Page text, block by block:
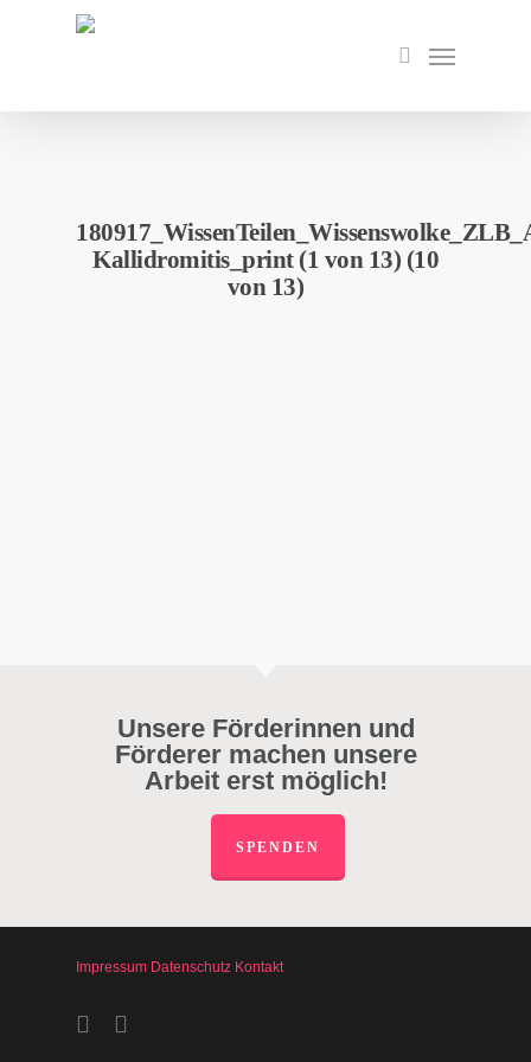
search
Menu
Kallidromitis_print (1 von 13) (10
von 13)
Unsere Förderinnen und
Förderer machen unsere
Arbeit erst möglich!
SPENDEN
Impressum Datenschutz Kontakt
facebookinstagram